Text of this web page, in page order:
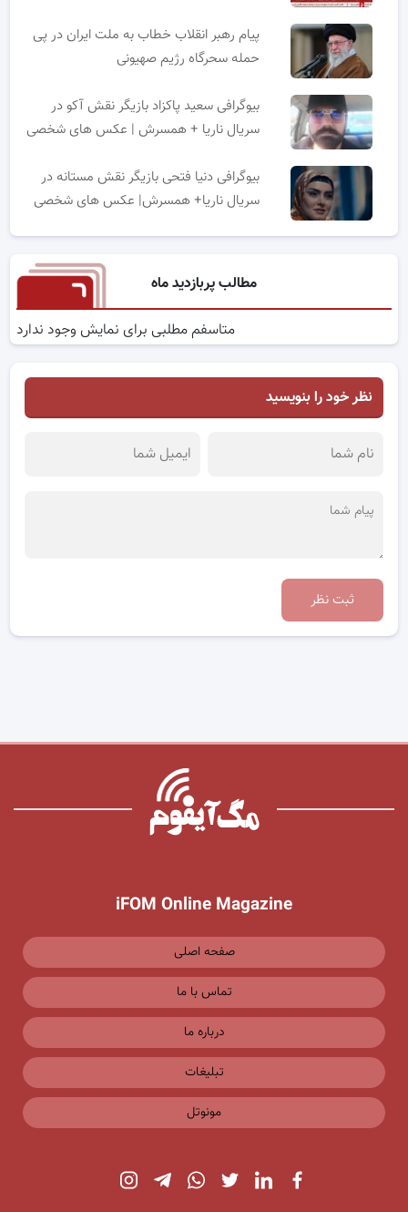
پیام رهبر انقلاب خطاب به ملت ایران در پی
حمله سحرگاه رژیم صهیونی
بیوگرافی سعید پاکزاد بازیگر نقش آکو در
سریال ناریا + همسرش | عکس های شخصی
بیوگرافی دنیا فتحی بازیگر نقش مستانه در
سریال ناریا+ همسرش| عکس های شخصی
مطالب پربازدید ماه
متاسفم مطلبی برای نمایش وجود ندارد
نظر خود را بنویسید
ثبت نظر
iFOM Online Magazine
صفحه اصلی
تماس با ما
درباره ما
تبلیغات
مونوتل